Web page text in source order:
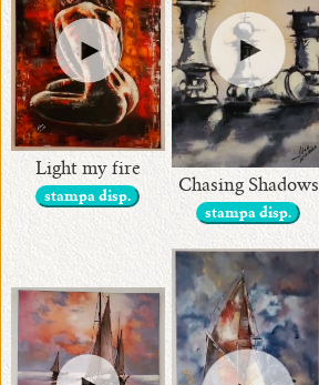
Light my fire
stampa disp.
Chasing Shadows
stampa disp.